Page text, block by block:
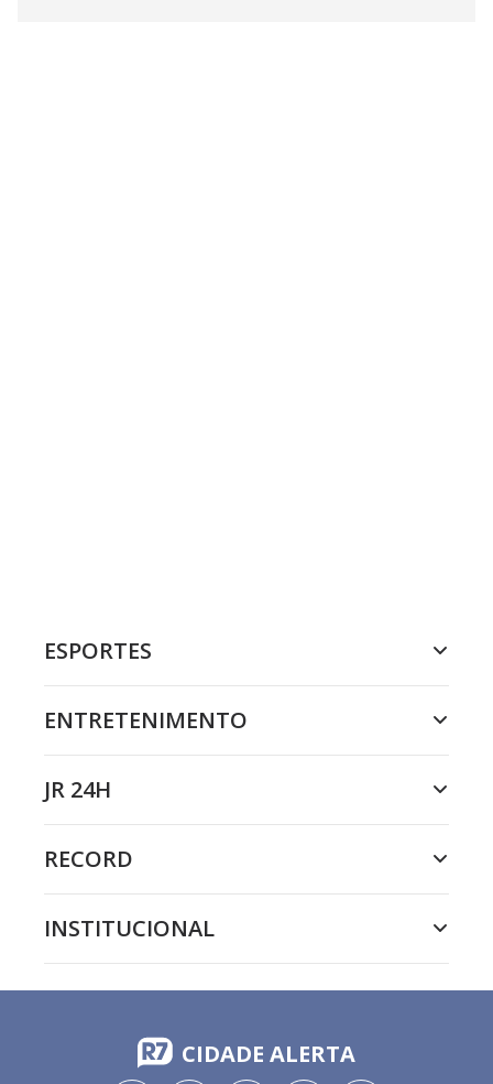
ESPORTES
ENTRETENIMENTO
JR 24H
RECORD
INSTITUCIONAL
CIDADE ALERTA